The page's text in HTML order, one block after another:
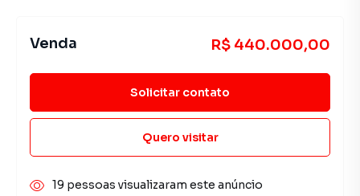
Venda R$ 440.000,00
Solicitar contato
Quero visitar
19 pessoas visualizaram este anúncio